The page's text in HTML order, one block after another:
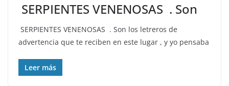
️ SERPIENTES VENENOSAS ️ . Son
️ SERPIENTES VENENOSAS ️ . Son los letreros de
advertencia que te reciben en este lugar , y yo pensaba
Leer más